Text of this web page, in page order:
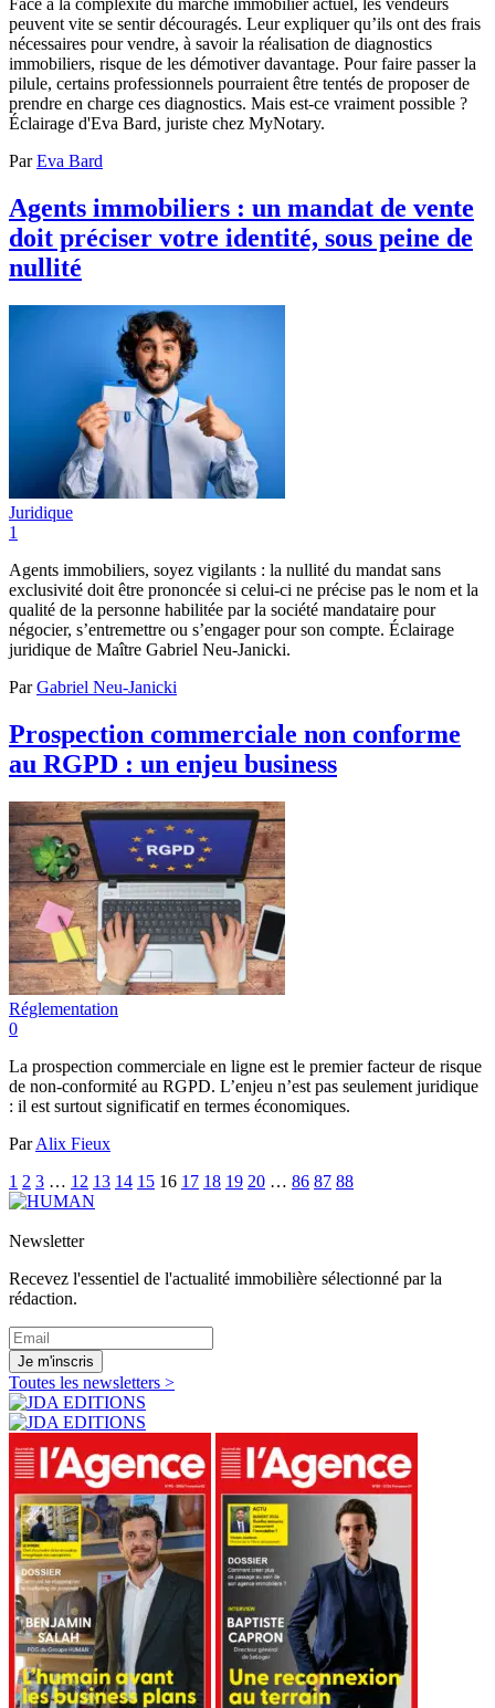
Face à la complexité du marché immobilier actuel, les vendeurs
peuvent vite se sentir découragés. Leur expliquer qu’ils ont des frais
nécessaires pour vendre, à savoir la réalisation de diagnostics
immobiliers, risque de les démotiver davantage. Pour faire passer la
pilule, certains professionnels pourraient être tentés de proposer de
prendre en charge ces diagnostics. Mais est-ce vraiment possible ?
Éclairage d'Eva Bard, juriste chez MyNotary.
ParEva Bard
Agents immobiliers : un mandat de vente
doit préciser votre identité, sous peine de
nullité
Juridique
1
Agents immobiliers, soyez vigilants : la nullité du mandat sans
exclusivité doit être prononcée si celui-ci ne précise pas le nom et la
qualité de la personne habilitée par la société mandataire pour
négocier, s’entremettre ou s’engager pour son compte. Éclairage
juridique de Maître Gabriel Neu-Janicki.
ParGabriel Neu-Janicki
Prospection commerciale non conforme
au RGPD : un enjeu business
Réglementation
0
La prospection commerciale en ligne est le premier facteur de risque
de non-conformité au RGPD. L’enjeu n’est pas seulement juridique
: il est surtout significatif en termes économiques.
ParAlix Fieux
1 2 3 … 12 13 14 15 16 17 18 19 20 … 86 87 88
Newsletter
Recevez l'essentiel de l'actualité immobilière sélectionné par la
rédaction.
Je m'inscris
Toutes les newsletters >